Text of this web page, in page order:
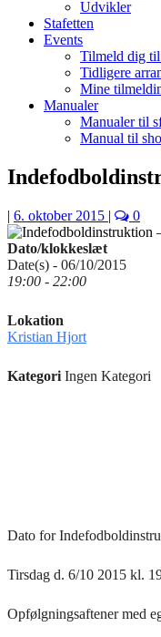
Udvikler
Stafetten
Events
Tilmeld dig til
Tidligere
Mine
Manualer
Manualer til
Manual til
| 6. oktober 2015 | 0
Dato/klokkeslæt
Date(s) - 06/10/2015
19:00 - 22:00
Lokation
Kristian Hjort
Kategori Ingen Kategori
Dato for
Tirsdag d. 6/10 2015 kl.
Opfølgningsaftener med